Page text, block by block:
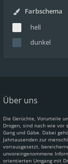
Farbschema
hell
dunkel
Über uns
Die Gerüchte, Vorurteile
Drogen, sind nach wie
Gang und Gäbe. Dabei
Jahrtausenden zur
vorrausgesetzt,
unvoreingenommene
orientierten Umgang mit